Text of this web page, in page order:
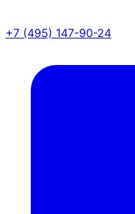
+7 (495) 147-90-24